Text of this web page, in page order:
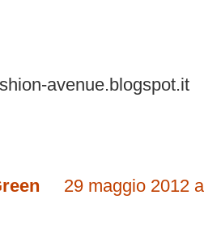
avenue.blogspot.it
29 maggio 2012